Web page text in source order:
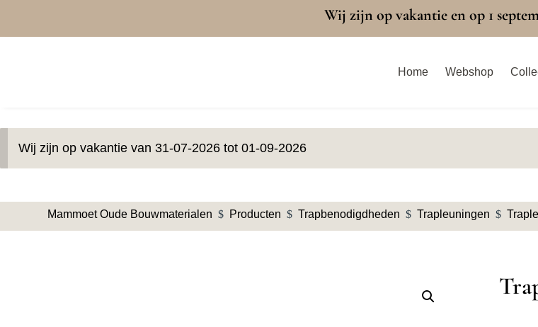
Wij zijn op vakantie en op 1
Home Webshop
Wij zijn op vakantie van 31-07-2026 tot 01-09-2026
Mammoet Oude Bouwmaterialen $ Producten $ Trapbenodigdheden $ Trapleuningen $